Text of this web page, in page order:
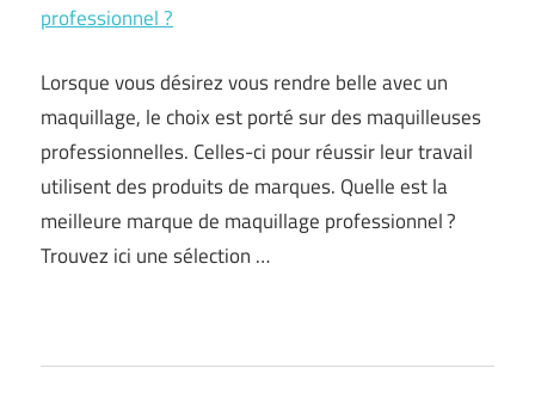
professionnel ?
Lorsque vous désirez vous rendre belle avec un
maquillage, le choix est porté sur des maquilleuses
professionnelles. Celles-ci pour réussir leur travail
utilisent des produits de marques. Quelle est la
meilleure marque de maquillage professionnel ?
Trouvez ici une sélection …